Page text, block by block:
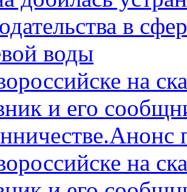
в
воды
на
и его
на